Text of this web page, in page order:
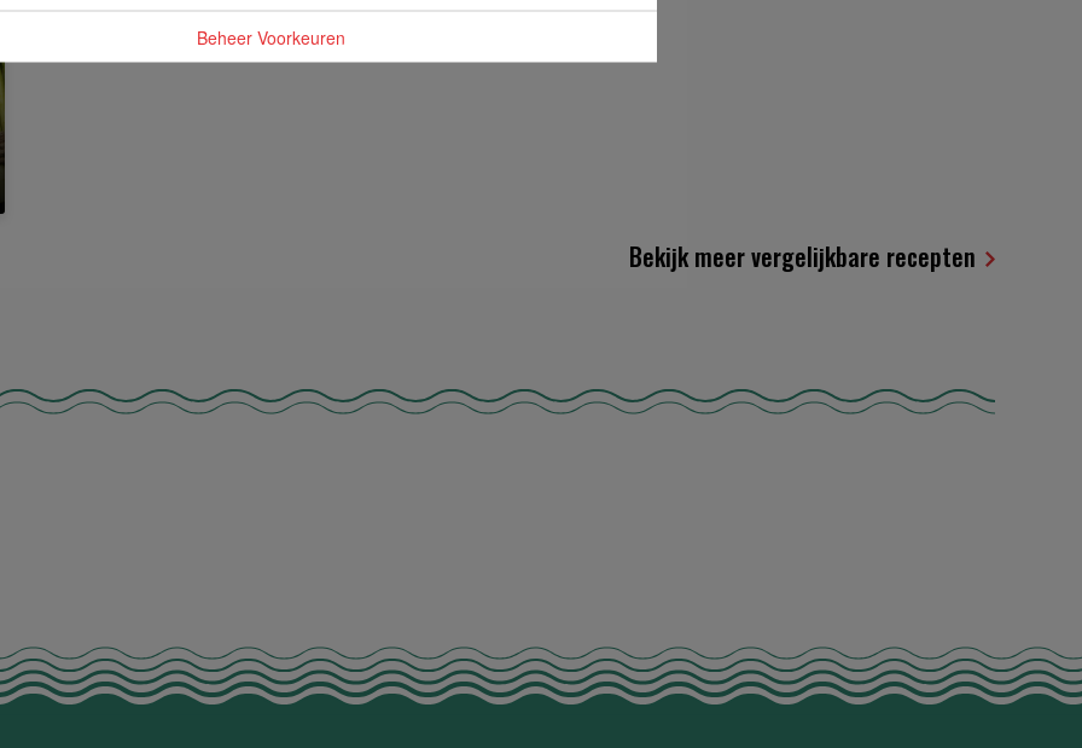
Bekijk meer vergelijkbare recepten
Beheer Voorkeuren